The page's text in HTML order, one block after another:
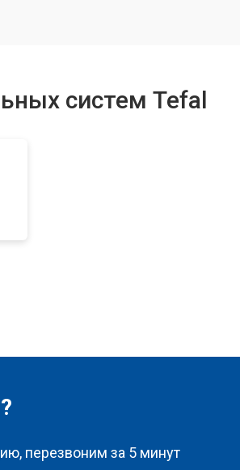
систем Tefal
перезвоним за 5 минут